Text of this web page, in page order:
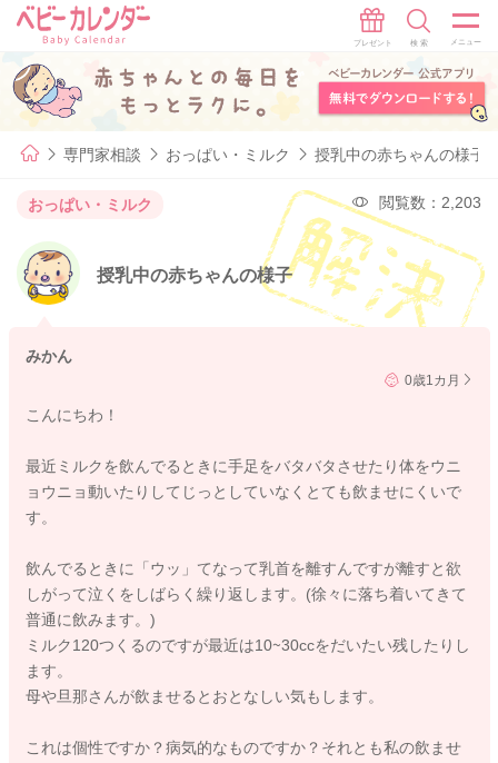
専門家相談 おっぱい・ミルク 授乳中の赤ちゃんの様子
おっぱい・ミルク 閲覧数：2,203
授乳中の赤ちゃんの様子
みかん
0歳1カ月
こんにちわ！
最近ミルクを飲んでるときに手足をバタバタさせたり体をウニ
ョウニョ動いたりしてじっとしていなくとても飲ませにくいで
す。
飲んでるときに「ウッ」てなって乳首を離すんですが離すと欲
しがって泣くをしばらく繰り返します。(徐々に落ち着いてきて
普通に飲みます。)
ミルク120つくるのですが最近は10~30ccをだいたい残したりし
ます。
母や旦那さんが飲ませるとおとなしい気もします。
これは個性ですか？病気的なものですか？それとも私の飲ませ